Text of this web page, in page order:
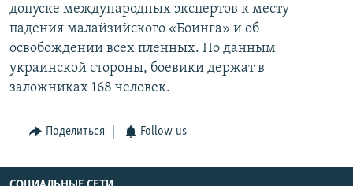
допуске международных экспертов к месту
падения малайзийского «Боинга» и об
освобождении всех пленных. По данным
украинской стороны, боевики держат в
заложниках 168 человек.
Поделиться Follow us